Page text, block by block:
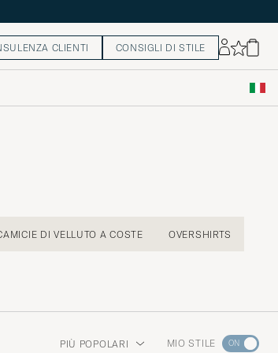
CLIENTI CONSIGLI DI STILE
DI VELLUTO A COSTE OVERSHIRTS
PIÙ POPOLARI MIO STILE Andate